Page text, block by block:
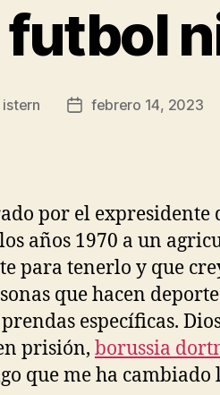
istern
Fecha
febrero 14, 2023
por el expresidente
años 1970 a un
para tenerlo y que
que hacen
específicas.
prisión, borussia
que me ha cambiado